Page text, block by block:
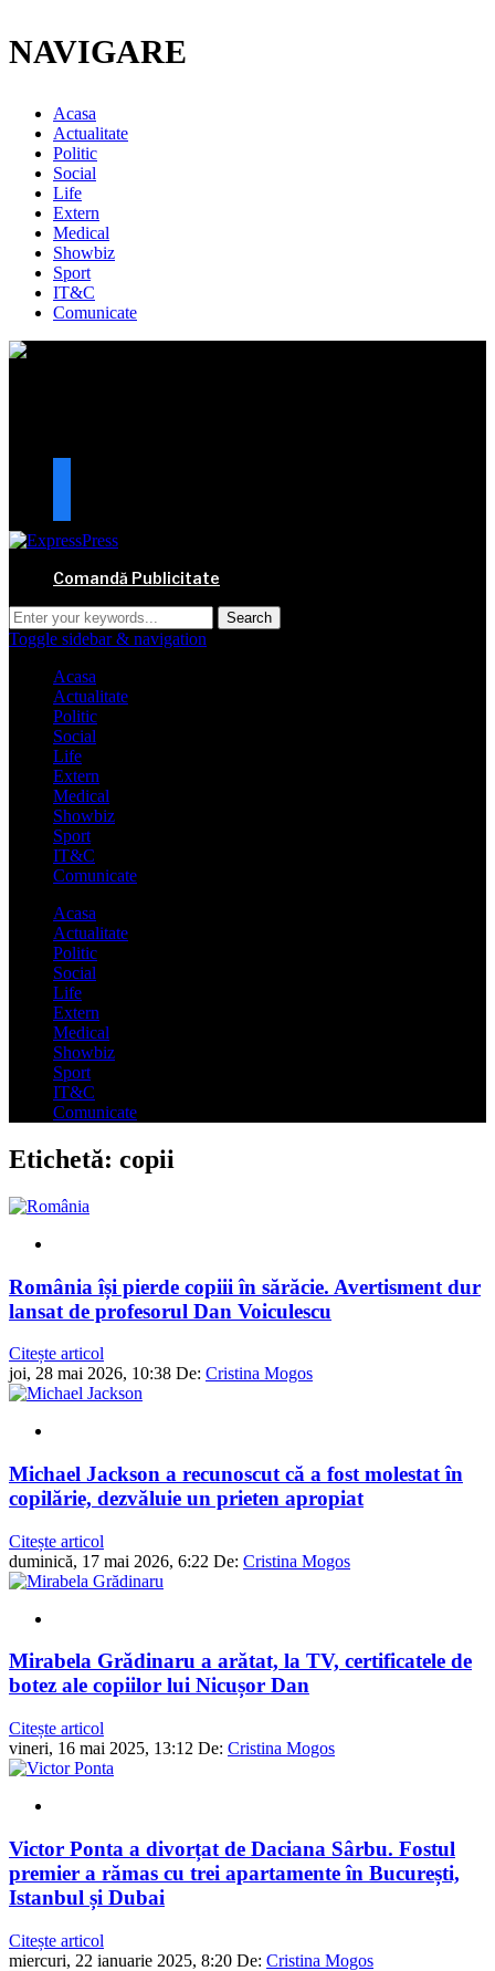
NAVIGARE
Acasa
Actualitate
Politic
Social
Life
Extern
Medical
Showbiz
Sport
IT&C
Comunicate
Comandă Publicitate
Toggle sidebar & navigation
Acasa
Actualitate
Politic
Social
Life
Extern
Medical
Showbiz
Sport
IT&C
Comunicate
Acasa
Actualitate
Politic
Social
Life
Extern
Medical
Showbiz
Sport
IT&C
Comunicate
Etichetă: copii
România își pierde copiii în sărăcie. Avertisment dur
lansat de profesorul Dan Voiculescu
Citește articol
joi, 28 mai 2026, 10:38 De: Cristina Mogos
Michael Jackson a recunoscut că a fost molestat în
copilărie, dezvăluie un prieten apropiat
Citește articol
duminică, 17 mai 2026, 6:22 De: Cristina Mogos
Mirabela Grădinaru a arătat, la TV, certificatele de
botez ale copiilor lui Nicușor Dan
Citește articol
vineri, 16 mai 2025, 13:12 De: Cristina Mogos
Victor Ponta a divorțat de Daciana Sârbu. Fostul
premier a rămas cu trei apartamente în București,
Istanbul și Dubai
Citește articol
miercuri, 22 ianuarie 2025, 8:20 De: Cristina Mogos